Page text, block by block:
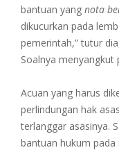
bantuan yang nota
dikucurkan pada
pemerintah,” tutur
Soalnya menyangkut
Acuan yang harus
perlindungan hak
terlanggar asasinya.
bantuan hukum pada